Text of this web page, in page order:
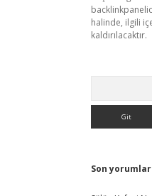
halinde, ilgili
kaldırılacaktır.
Son yorumlar